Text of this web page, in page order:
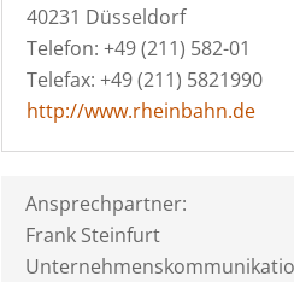
40231 Düsseldorf
Telefon: +49 (211) 582-01
Telefax: +49 (211) 5821990
http://www.rheinbahn.de
Ansprechpartner:
Frank Steinfurt